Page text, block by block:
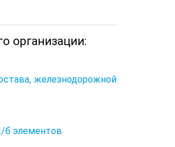
организации:
железнодорожной
б элементов